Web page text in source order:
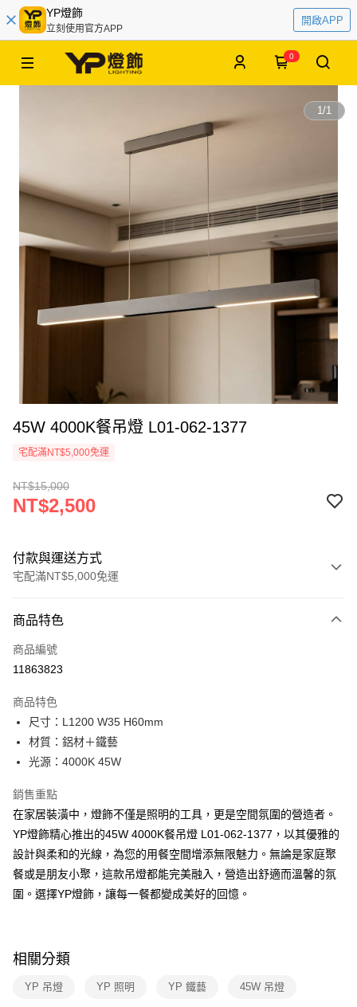
YP燈飾
立刻使用官方APP
開啟APP
0
1/1
45W 4000K餐吊燈 L01-062-1377
宅配滿NT$5,000免運
NT$15,000
NT$2,500
付款與運送方式
宅配滿NT$5,000免運
信用卡一次付款
LINE Pay
街口支付
悠遊付
全盈+PAY
AFTEE先享後付
相關說明
【關於「AFTEE先享後付」】
AFTEE先享後付是「在收到商品之後才付款」的支付方式。 讓您購物簡單
便利好安心！
１．於結帳方式選擇「AFTEE先享後付」後，將跳轉至「AFTEE先享後付」
新竹貨運宅配
商品特色
商品編號
11863823
商品特色
尺寸：L1200 W35 H60mm
材質：鋁材＋鐵藝
光源：4000K 45W
銷售重點
在家居裝潢中，燈飾不僅是照明的工具，更是空間氛圍的營造者。
YP燈飾精心推出的45W 4000K餐吊燈 L01-062-1377，以其優雅的
設計與柔和的光線，為您的用餐空間增添無限魅力。無論是家庭聚
餐或是朋友小聚，這款吊燈都能完美融入，營造出舒適而溫馨的氛
圍。選擇YP燈飾，讓每一餐都變成美好的回憶。
相關分類
YP 吊燈 YP 照明 YP 鐵藝 45W 吊燈